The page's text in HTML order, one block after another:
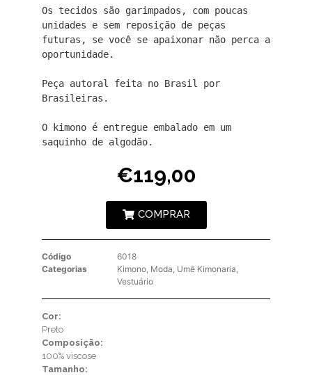
Os tecidos são garimpados, com poucas
unidades e sem reposição de peças
futuras, se você se apaixonar não perca a
oportunidade.
Peça autoral feita no Brasil por
Brasileiras.
O kimono é entregue embalado em um
saquinho de algodão.
€119,00
COMPRAR
Código
6018
Categorias
Kimono Moda Umê Kimonaria
Vestuário
Cor:
Preto
Composição:
100% viscose
Tamanho: